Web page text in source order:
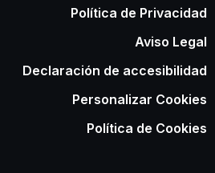
Política de Privacidad
Aviso Legal
Declaración de accesibilidad
Personalizar Cookies
Política de Cookies